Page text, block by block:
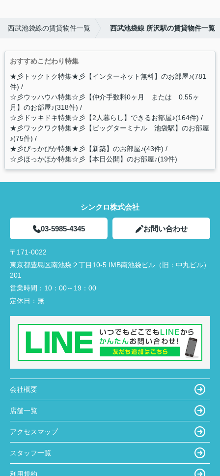
西武池袋線の賃貸物件一覧 西武池袋線 所沢駅の賃貸物件一覧
おすすめこだわり特集
★彡トックトク特集★彡【インターネット無料】のお部屋♪(781
件)
☆彡ウッハウハ特集☆彡【仲介手数料0ヶ月 または 0.55ヶ
月】のお部屋♪(318件)
☆彡ドッキドキ特集☆彡【2人暮らし】できるお部屋♪(164件)
★彡ワックワク特集★彡【ビッグターミナル 池袋駅】のお部屋
♪(75件)
★彡ぴっかぴか特集★彡【新築】のお部屋♪(43件)
☆彡ほっかほか特集☆彡【本日公開】のお部屋♪(19件)
シンクロ株式会社
03-5985-4345 お問い合わせ
〒171-0022
東京都豊島区南池袋２丁目10-5 IMB南池袋ビル（旧：中丸ビル）
201
営業時間： 10：00～19：00
定休日： 無
会社概要
店舗一覧
アクセスマップ
スタッフ一覧
利用規約